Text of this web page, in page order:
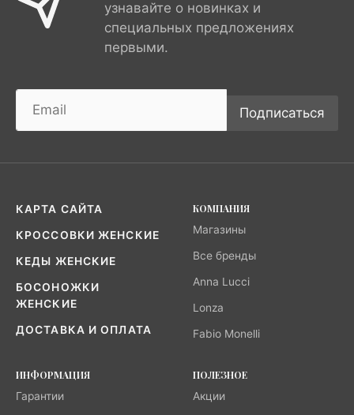
узнавайте о новинках и
специальных предложениях
первыми.
Подписаться
КАРТА САЙТА
КРОССОВКИ ЖЕНСКИЕ
КЕДЫ ЖЕНСКИЕ
БОСОНОЖКИ
ЖЕНСКИЕ
ДОСТАВКА И ОПЛАТА
КОМПАНИЯ
Магазины
Все бренды
Anna Lucci
Lonza
Fabio Monelli
ИНФОРМАЦИЯ
Гарантии
ПОЛЕЗНОЕ
Акции